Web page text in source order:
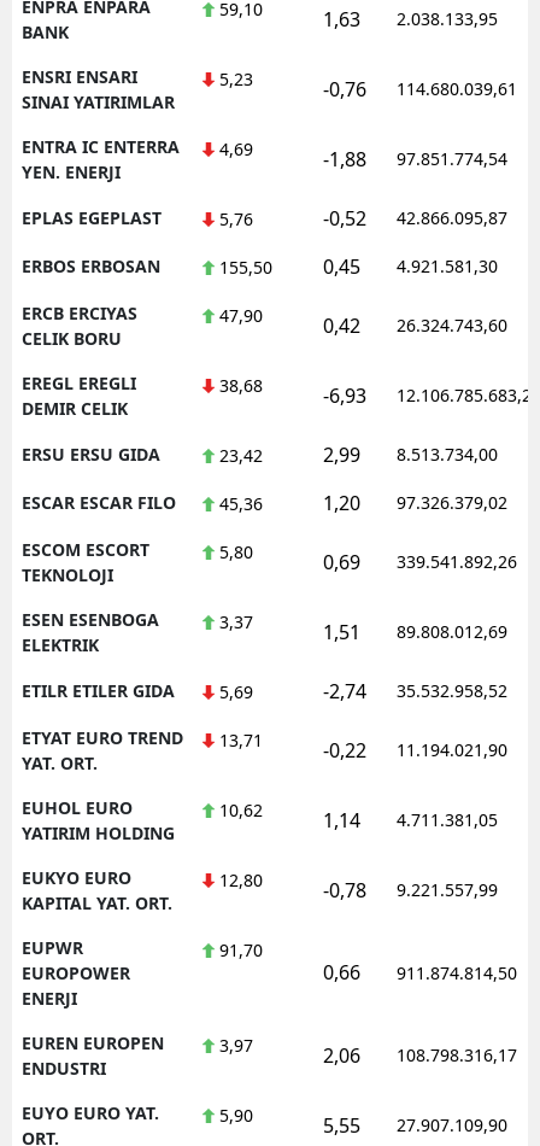
ENPRA ENPARA
BANK
59,10 1,63 2.038.133,95
ENSRI ENSARI
SINAI YATIRIMLAR
5,23 -0,76 114.680.039,61
ENTRA IC ENTERRA
YEN. ENERJI
4,69 -1,88 97.851.774,54
EPLAS EGEPLAST 5,76 -0,52 42.866.095,87
ERBOS ERBOSAN 155,50 0,45 4.921.581,30
ERCB ERCIYAS
CELIK BORU
47,90 0,42 26.324.743,60
EREGL EREGLI
DEMIR CELIK
38,68 -6,93 12.106.785.683,20
ERSU ERSU GIDA 23,42 2,99 8.513.734,00
ESCAR ESCAR FILO 45,36 1,20 97.326.379,02
ESCOM ESCORT
TEKNOLOJI
5,80 0,69 339.541.892,26
ESEN ESENBOGA
ELEKTRIK
3,37 1,51 89.808.012,69
ETILR ETILER GIDA 5,69 -2,74 35.532.958,52
ETYAT EURO TREND
YAT. ORT.
13,71 -0,22 11.194.021,90
EUHOL EURO
YATIRIM HOLDING
10,62 1,14 4.711.381,05
EUKYO EURO
KAPITAL YAT. ORT.
12,80 -0,78 9.221.557,99
EUPWR
EUROPOWER
ENERJI
91,70
0,66 911.874.814,50
EUREN EUROPEN
ENDUSTRI
3,97 2,06 108.798.316,17
EUYO EURO YAT.
ORT.
5,90 5,55 27.907.109,90